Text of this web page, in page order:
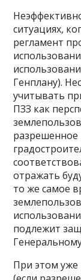
ситуациях,
регламент
Генплану).
учитывать
ПЗЗ как
разрешенное
отражать
то же самое
подлежит
При этом уже